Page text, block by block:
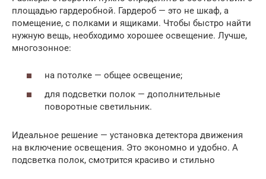
площадью гардеробной. Гардероб — это не шкаф, а
помещение, с полками и ящиками. Чтобы быстро найти
нужную вещь, необходимо хорошее освещение. Лучше,
многозонное:
на потолке — общее освещение;
для подсветки полок — дополнительные
поворотные светильник.
Идеальное решение — установка детектора движения
на включение освещения. Это экономно и удобно. А
подсветка полок, смотрится красиво и стильно